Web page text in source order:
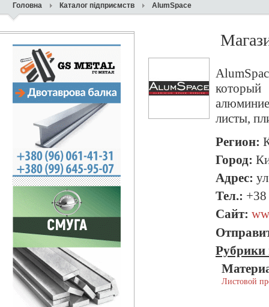
Головна Каталог підприємств AlumSpace
листы,
Регион:
Город:
Адрес:
Тел.:
Сайт:
Рубрики
Листовой